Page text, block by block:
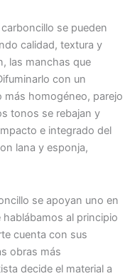
se pueden
calidad, textura y
las manchas que
con un
más homogéneo, parejo
tonos se rebajan y
e integrado del
lana y esponja,
se apoyan uno en
al principio
cuenta con sus
obras más
decide el material a